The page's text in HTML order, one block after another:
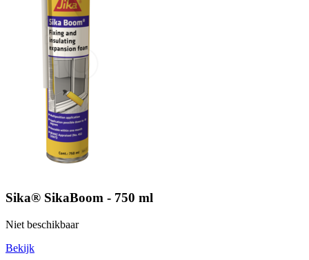
Sika® SikaBoom - 750 ml
Niet beschikbaar
Bekijk